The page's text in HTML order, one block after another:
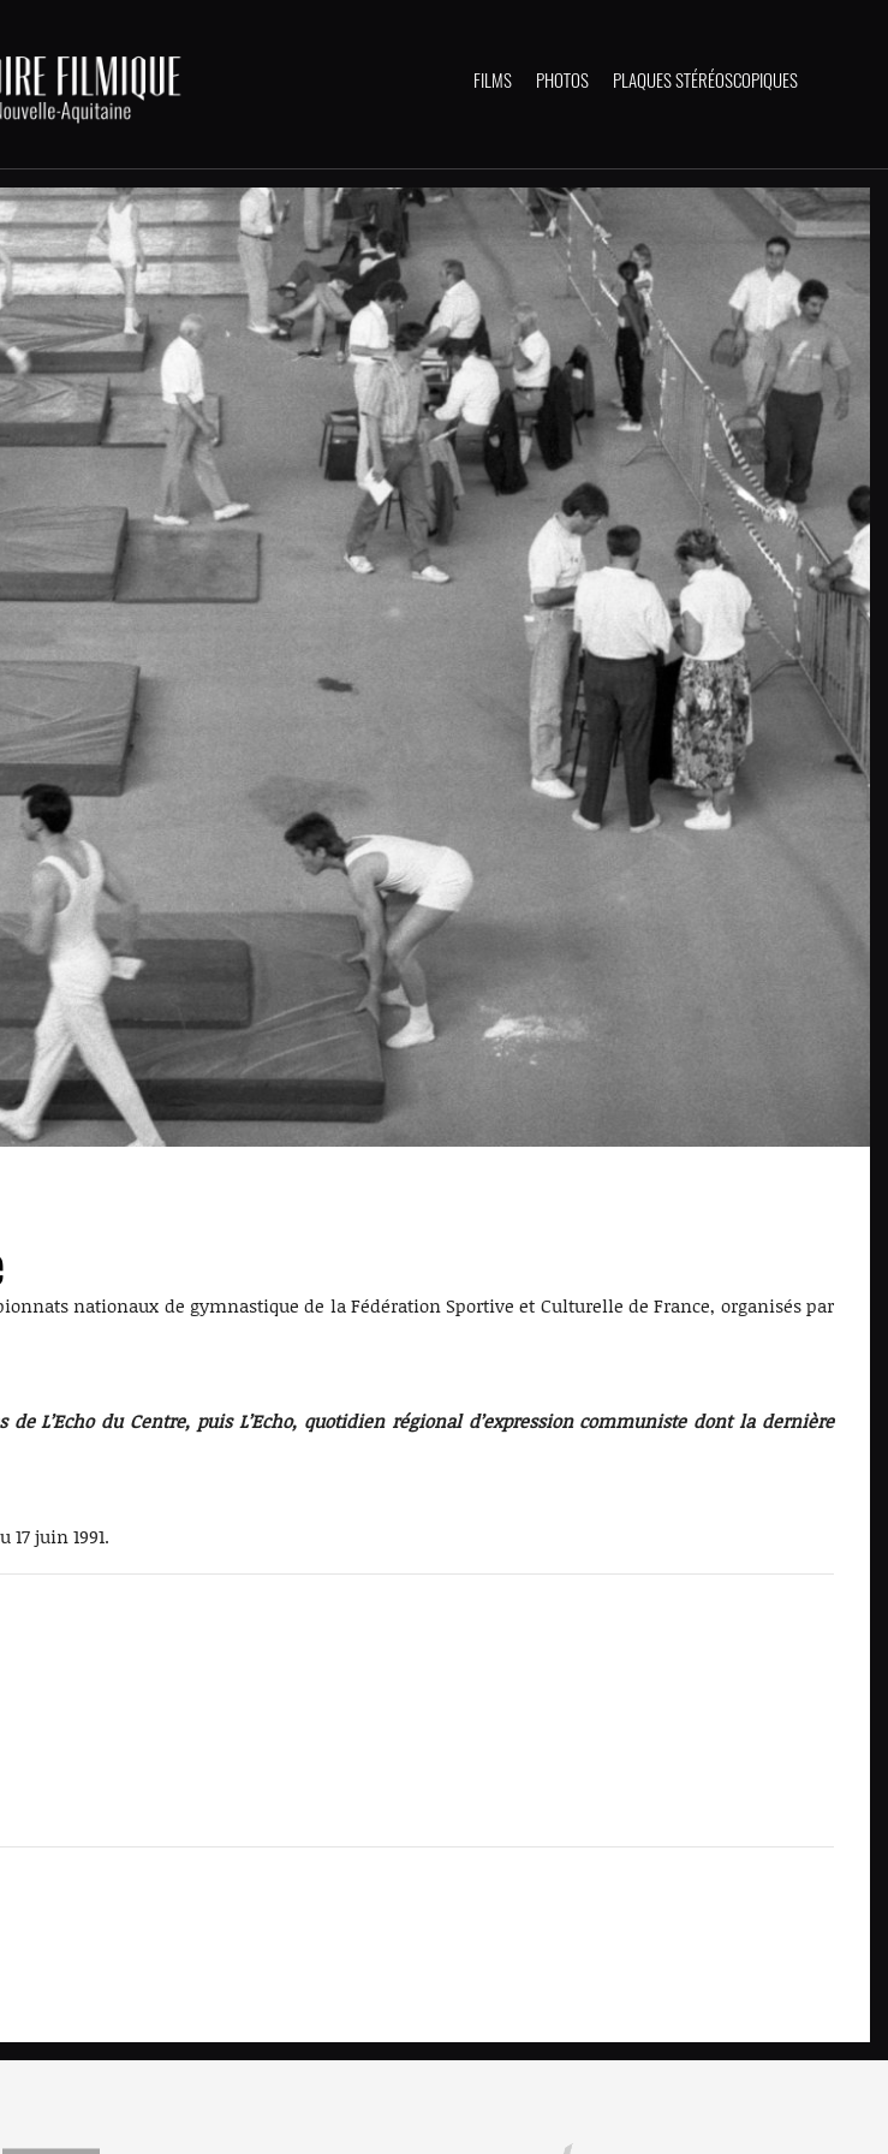
FILMS PHOTOS PLAQUES STÉRÉOSCOPIQUES
nationaux de gymnastique de la Fédération Sportive et Culturelle de France, organisés par
L’Echo du Centre, puis L’Echo, quotidien régional d’expression communiste dont la dernière
17 juin 1991.